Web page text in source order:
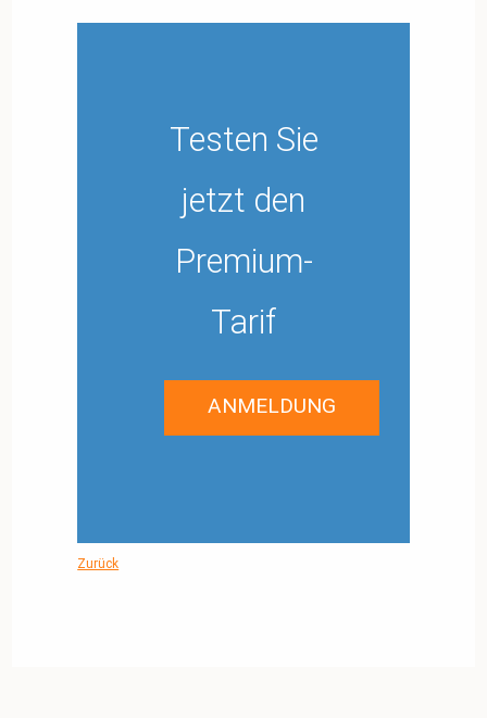
Testen Sie
jetzt den
Premium-
Tarif
ANMELDUNG
Zurück